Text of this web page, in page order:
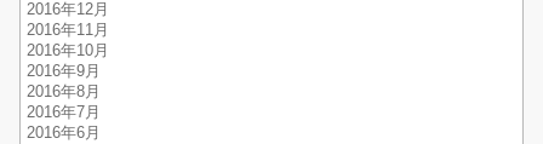
2016年12月
2016年11月
2016年10月
2016年9月
2016年8月
2016年7月
2016年6月